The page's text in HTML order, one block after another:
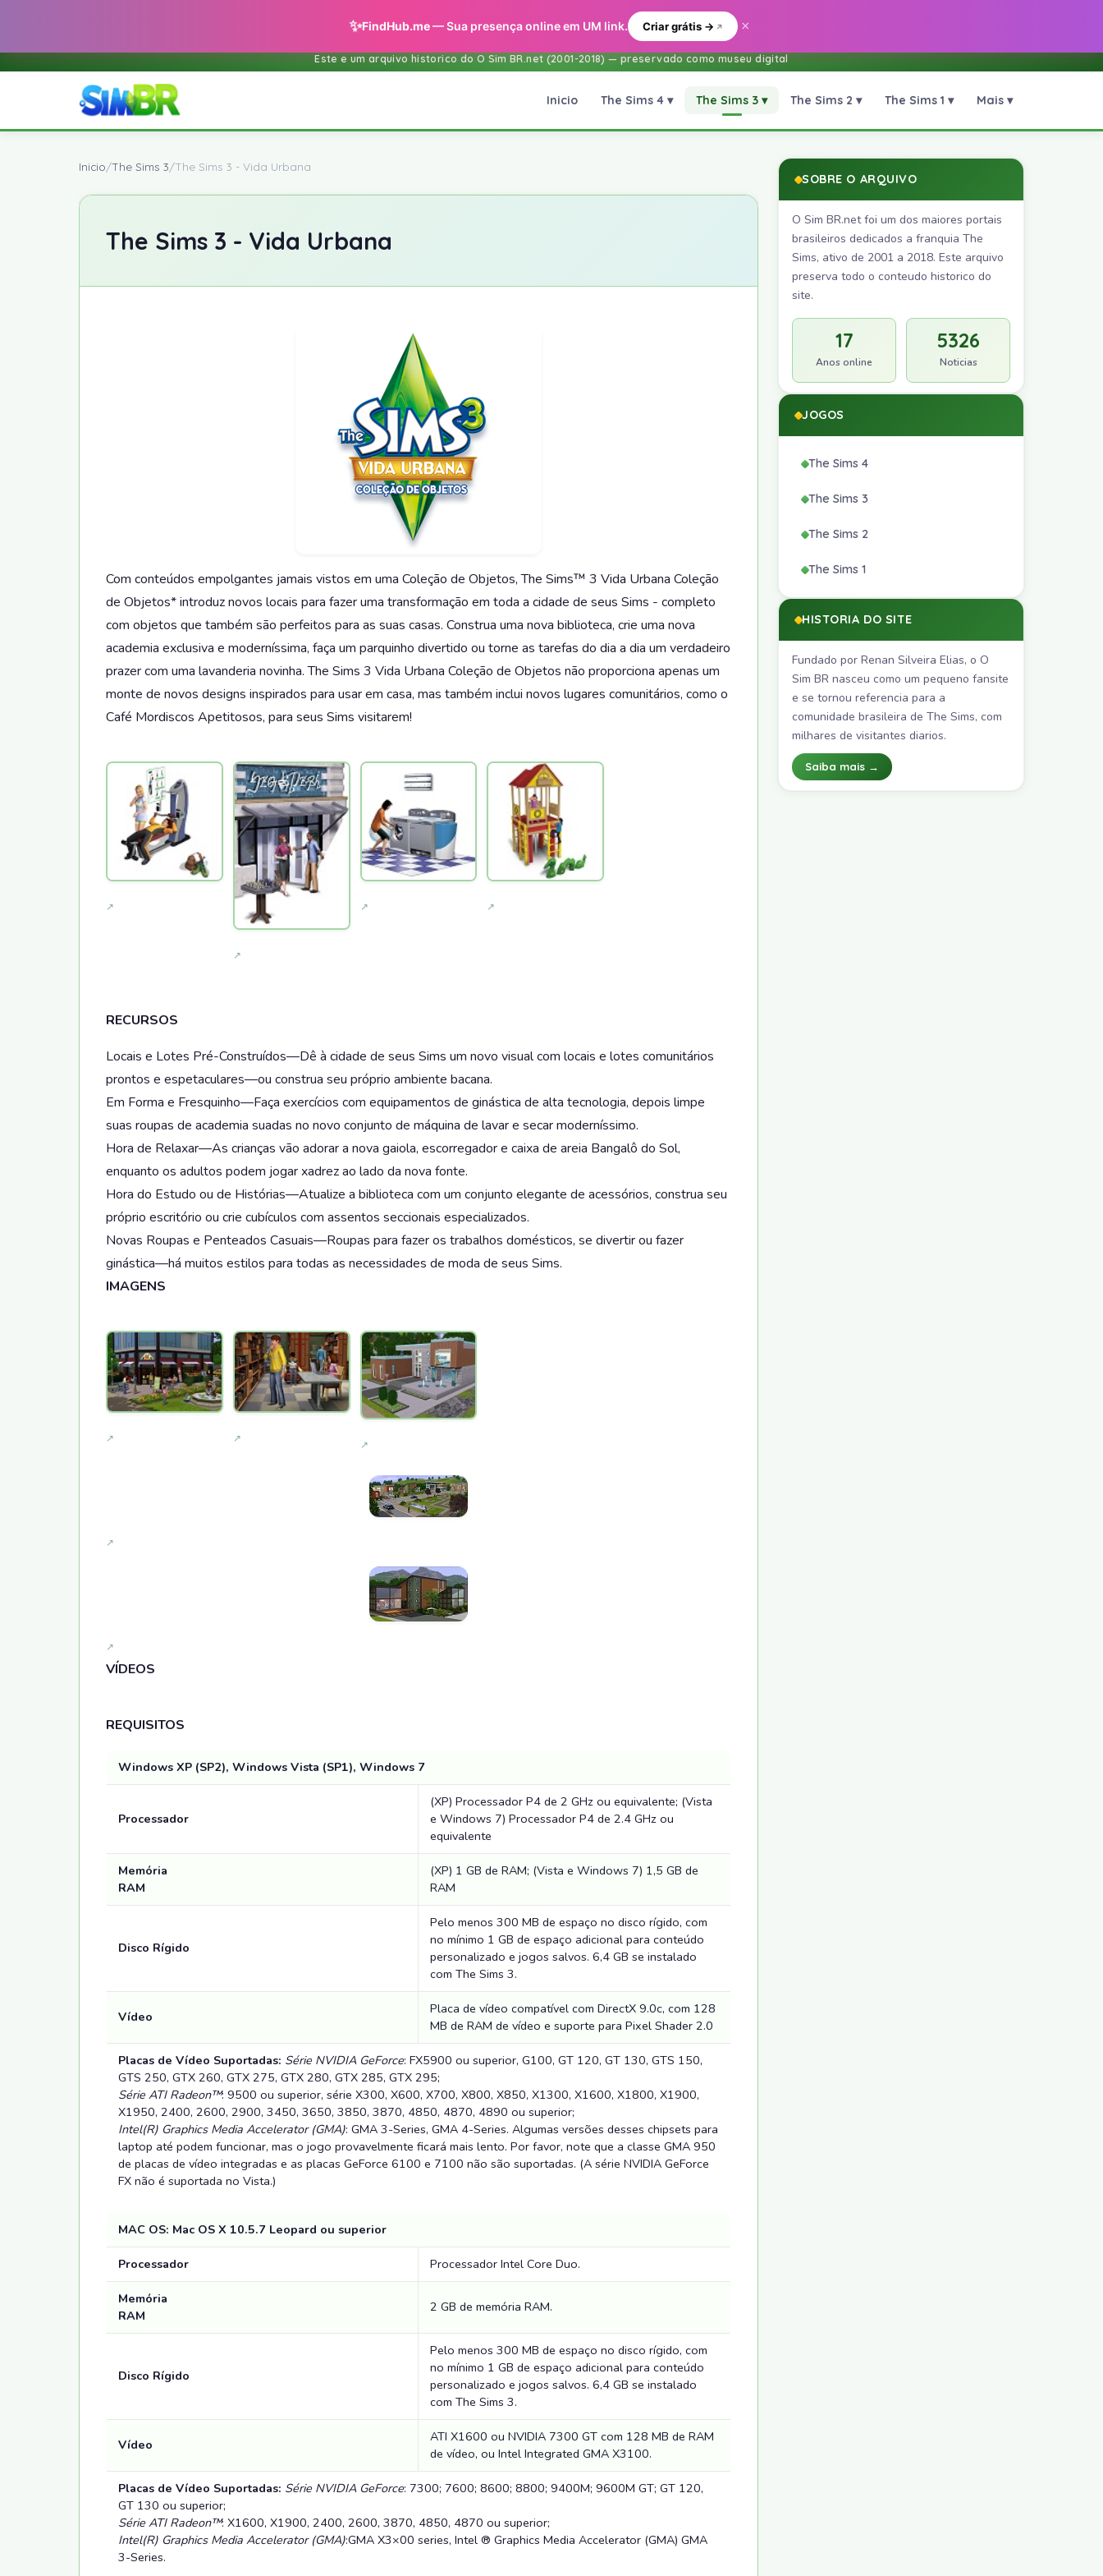
Este e um arquivo historico do O Sim BR.net (2001-2018) — preservado como museu digital
Inicio The Sims 4 ▾ The Sims 3 ▾ The Sims 2 ▾ The Sims 1 ▾ Mais ▾
Inicio/The Sims 3/The Sims 3 - Vida Urbana
The Sims 3 - Vida Urbana
Com conteúdos empolgantes jamais vistos em uma Coleção de Objetos, The Sims™ 3 Vida Urbana Coleção
de Objetos* introduz novos locais para fazer uma transformação em toda a cidade de seus Sims - completo
com objetos que também são perfeitos para as suas casas. Construa uma nova biblioteca, crie uma nova
academia exclusiva e moderníssima, faça um parquinho divertido ou torne as tarefas do dia a dia um verdadeiro
prazer com uma lavanderia novinha. The Sims 3 Vida Urbana Coleção de Objetos não proporciona apenas um
monte de novos designs inspirados para usar em casa, mas também inclui novos lugares comunitários, como o
Café Mordiscos Apetitosos, para seus Sims visitarem!
RECURSOS
Locais e Lotes Pré-Construídos—Dê à cidade de seus Sims um novo visual com locais e lotes comunitários
prontos e espetaculares—ou construa seu próprio ambiente bacana.
Em Forma e Fresquinho—Faça exercícios com equipamentos de ginástica de alta tecnologia, depois limpe
suas roupas de academia suadas no novo conjunto de máquina de lavar e secar moderníssimo.
Hora de Relaxar—As crianças vão adorar a nova gaiola, escorregador e caixa de areia Bangalô do Sol,
enquanto os adultos podem jogar xadrez ao lado da nova fonte.
Hora do Estudo ou de Histórias—Atualize a biblioteca com um conjunto elegante de acessórios, construa seu
próprio escritório ou crie cubículos com assentos seccionais especializados.
Novas Roupas e Penteados Casuais—Roupas para fazer os trabalhos domésticos, se divertir ou fazer
ginástica—há muitos estilos para todas as necessidades de moda de seus Sims.
IMAGENS
VÍDEOS
REQUISITOS
Windows XP (SP2), Windows Vista (SP1), Windows 7
Processador
(XP) Processador P4 de 2 GHz ou equivalente; (Vista
e Windows 7) Processador P4 de 2.4 GHz ou
equivalente
Memória
RAM
(XP) 1 GB de RAM; (Vista e Windows 7) 1,5 GB de
RAM
Disco Rígido
Pelo menos 300 MB de espaço no disco rígido, com
no mínimo 1 GB de espaço adicional para conteúdo
personalizado e jogos salvos. 6,4 GB se instalado
com The Sims 3.
Vídeo
Placa de vídeo compatível com DirectX 9.0c, com 128
MB de RAM de vídeo e suporte para Pixel Shader 2.0
Placas de Vídeo Suportadas: Série NVIDIA GeForce: FX5900 ou superior, G100, GT 120, GT 130, GTS 150,
GTS 250, GTX 260, GTX 275, GTX 280, GTX 285, GTX 295;
Série ATI Radeon™: 9500 ou superior, série X300, X600, X700, X800, X850, X1300, X1600, X1800, X1900,
X1950, 2400, 2600, 2900, 3450, 3650, 3850, 3870, 4850, 4870, 4890 ou superior;
Intel(R) Graphics Media Accelerator (GMA): GMA 3-Series, GMA 4-Series. Algumas versões desses chipsets para
laptop até podem funcionar, mas o jogo provavelmente ficará mais lento. Por favor, note que a classe GMA 950
de placas de vídeo integradas e as placas GeForce 6100 e 7100 não são suportadas. (A série NVIDIA GeForce
FX não é suportada no Vista.)
MAC OS: Mac OS X 10.5.7 Leopard ou superior
Processador Processador Intel Core Duo.
Memória
RAM
2 GB de memória RAM.
Disco Rígido
Pelo menos 300 MB de espaço no disco rígido, com
no mínimo 1 GB de espaço adicional para conteúdo
personalizado e jogos salvos. 6,4 GB se instalado
com The Sims 3.
Vídeo
ATI X1600 ou NVIDIA 7300 GT com 128 MB de RAM
de vídeo, ou Intel Integrated GMA X3100.
Placas de Vídeo Suportadas: Série NVIDIA GeForce: 7300; 7600; 8600; 8800; 9400M; 9600M GT; GT 120,
GT 130 ou superior;
Série ATI Radeon™: X1600, X1900, 2400, 2600, 3870, 4850, 4870 ou superior;
Intel(R) Graphics Media Accelerator (GMA):GMA X3×00 series, Intel ® Graphics Media Accelerator (GMA) GMA
3-Series.
SOBRE O ARQUIVO
O Sim BR.net foi um dos maiores portais
brasileiros dedicados a franquia The
Sims, ativo de 2001 a 2018. Este arquivo
preserva todo o conteudo historico do
site.
17
Anos online
5326
Noticias
JOGOS
The Sims 4
The Sims 3
The Sims 2
The Sims 1
HISTORIA DO SITE
Fundado por Renan Silveira Elias, o O
Sim BR nasceu como um pequeno fansite
e se tornou referencia para a
comunidade brasileira de The Sims, com
milhares de visitantes diarios.
Saiba mais →
✨FindHub.me— Sua presença online em UM link. Criar grátis → ×